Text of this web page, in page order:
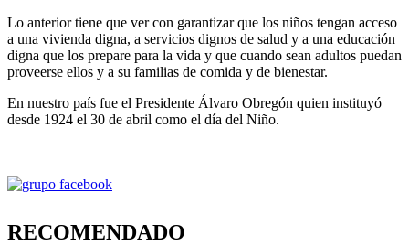
Lo anterior tiene que ver con garantizar que los niños tengan acceso
a una vivienda digna, a servicios dignos de salud y a una educación
digna que los prepare para la vida y que cuando sean adultos puedan
proveerse ellos y a su familias de comida y de bienestar.
En nuestro país fue el Presidente Álvaro Obregón quien instituyó
desde 1924 el 30 de abril como el día del Niño.
RECOMENDADO